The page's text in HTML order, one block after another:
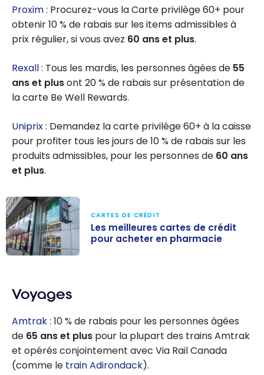
Proxim: Procurez-vous la Carte privilège 60+ pour
obtenir 10 % de rabais sur les items admissibles à
prix régulier, si vous avez 60 ans et plus.
Rexall: Tous les mardis, les personnes âgées de 55
ans et plusont 20 % de rabais sur présentation de
la carte Be Well Rewards.
Uniprix: Demandez la carte privilège 60+ à la caisse
pour profiter tous les jours de 10 % de rabais sur les
produits admissibles, pour les personnes de 60 ans
et plus.
crédit pour
pharmacie
CARTES DE CRÉDIT
Les meilleures cartes de crédit
pour acheter en pharmacie
Voyages
Amtrak: 10 % de rabais pour les personnes âgées
de 65 ans et plus pour la plupart des trains Amtrak
et opérés conjointement avec Via Rail Canada
(comme le train Adirondack).